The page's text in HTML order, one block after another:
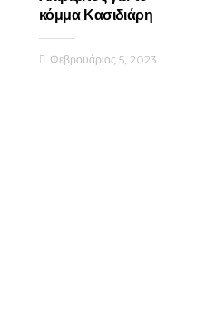
κόμμα Κασιδιάρη
Φεβρουάριος 5, 2023